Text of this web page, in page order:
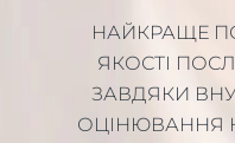
НАЙКРАЩЕ
ЯКОСТІ
ЗАВДЯКИ
ОЦІНЮВАННЯ